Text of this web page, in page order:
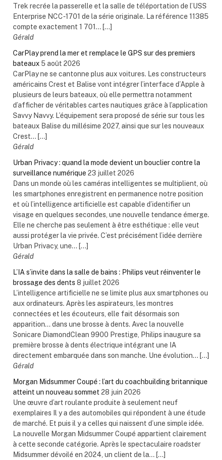
Trek recrée la passerelle et la salle de téléportation de l’USS
Enterprise NCC-1701 de la série originale. La référence 11385
compte exactement 1 701... […]
Gérald
CarPlay prend la mer et remplace le GPS sur des premiers
bateaux 5 août 2026
CarPlay ne se cantonne plus aux voitures. Les constructeurs
américains Crest et Balise vont intégrer l’interface d’Apple à
plusieurs de leurs bateaux, où elle permettra notamment
d’afficher de véritables cartes nautiques grâce à l’application
Savvy Navvy. L’équipement sera proposé de série sur tous les
bateaux Balise du millésime 2027, ainsi que sur les nouveaux
Crest... […]
Gérald
Urban Privacy : quand la mode devient un bouclier contre la
surveillance numérique 23 juillet 2026
Dans un monde où les caméras intelligentes se multiplient, où
les smartphones enregistrent en permanence notre position
et où l’intelligence artificielle est capable d’identifier un
visage en quelques secondes, une nouvelle tendance émerge.
Elle ne cherche pas seulement à être esthétique : elle veut
aussi protéger la vie privée. C’est précisément l’idée derrière
Urban Privacy, une... […]
Gérald
L’IA s’invite dans la salle de bains : Philips veut réinventer le
brossage des dents 8 juillet 2026
L’intelligence artificielle ne se limite plus aux smartphones ou
aux ordinateurs. Après les aspirateurs, les montres
connectées et les écouteurs, elle fait désormais son
apparition… dans une brosse à dents. Avec la nouvelle
Sonicare DiamondClean 9900 Prestige, Philips inaugure sa
première brosse à dents électrique intégrant une IA
directement embarquée dans son manche. Une évolution... […]
Gérald
Morgan Midsummer Coupé : l’art du coachbuilding britannique
atteint un nouveau sommet 28 juin 2026
Une œuvre d’art roulante produite à seulement neuf
exemplaires Il y a des automobiles qui répondent à une étude
de marché. Et puis il y a celles qui naissent d’une simple idée.
La nouvelle Morgan Midsummer Coupé appartient clairement
à cette seconde catégorie. Après le spectaculaire roadster
Midsummer dévoilé en 2024, un client de la... […]